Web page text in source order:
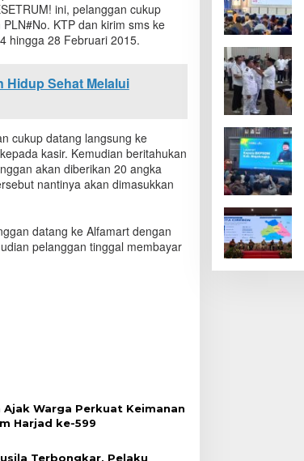
ini, pelanggan cukup
KTP dan kirim sms ke
hingga 28 Februari 2015.
Hidup Sehat Melalui
cukup datang langsung ke
kasir. Kemudian beritahukan
akan diberikan 20 angka
nantinya akan dimasukkan
datang ke Alfamart dengan
pelanggan tinggal membayar
Ajak Warga Perkuat Keimanan
Harjad ke-599
Terbongkar, Pelaku